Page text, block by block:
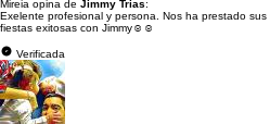
Mireia opina de Jimmy Trias:
Exelente profesional y persona. Nos ha prestado
fiestas exitosas con Jimmy☺️☺️
Verificada